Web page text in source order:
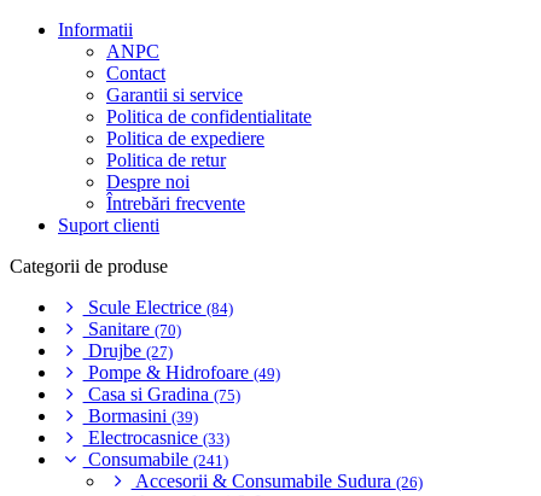
Informatii
ANPC
Contact
Garantii si service
Politica de confidentialitate
Politica de expediere
Politica de retur
Despre noi
Întrebări frecvente
Suport clienti
Categorii de produse
Scule Electrice (84)
Sanitare (70)
Drujbe (27)
Pompe & Hidrofoare (49)
Casa si Gradina (75)
Bormasini (39)
Electrocasnice (33)
Consumabile (241)
Accesorii & Consumabile Sudura (26)